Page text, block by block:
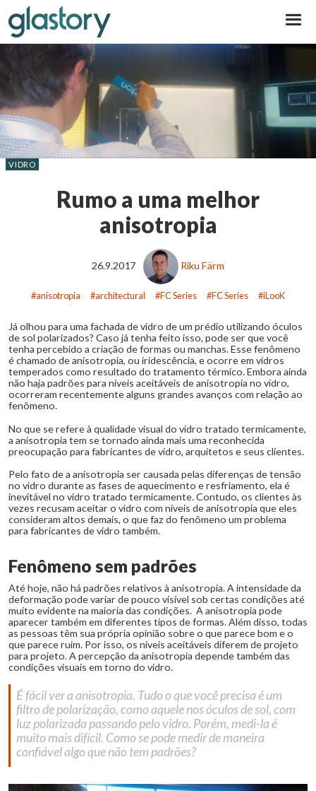
Rumo a uma melhor
anisotropia
VIDRO
26.9.2017 Riku Färm
anisotropia architectural FC Series FC Series iLooK
Já olhou para uma fachada de vidro de um prédio utilizando óculos
de sol polarizados? Caso já tenha feito isso, pode ser que você
tenha percebido a criação de formas ou manchas. Esse fenômeno
é chamado de anisotropia, ou iridescência, e ocorre em vidros
temperados como resultado do tratamento térmico. Embora ainda
não haja padrões para níveis aceitáveis de anisotropia no vidro,
ocorreram recentemente alguns grandes avanços com relação ao
fenômeno.
No que se refere à qualidade visual do vidro tratado termicamente,
a anisotropia tem se tornado ainda mais uma reconhecida
preocupação para fabricantes de vidro, arquitetos e seus clientes.
Pelo fato de a anisotropia ser causada pelas diferenças de tensão
no vidro durante as fases de aquecimento e resfriamento, ela é
inevitável no vidro tratado termicamente. Contudo, os clientes às
vezes recusam aceitar o vidro com níveis de anisotropia que eles
consideram altos demais, o que faz do fenômeno um problema
para fabricantes de vidro também.
Fenômeno sem padrões
Até hoje, não há padrões relativos à anisotropia. A intensidade da
deformação pode variar de pouco visível sob certas condições até
muito evidente na maioria das condições. A anisotropia pode
aparecer também em diferentes tipos de formas. Além disso, todas
as pessoas têm sua própria opinião sobre o que parece bom e o
que parece ruim. Por isso, os níveis aceitáveis diferem de projeto
para projeto. A percepção da anisotropia depende também das
condições visuais em torno do vidro.
É fácil ver a anisotropia. Tudo o que você precisa é um
filtro de polarização, como aquele nos óculos de sol, com
luz polarizada passando pelo vidro. Porém, medi-la é
muito mais difícil. Como se pode medir de maneira
confiável algo que não tem padrões?